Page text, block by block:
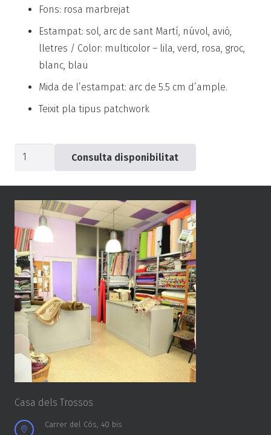
Fons: rosa marbrejat
Estampat: sol, arc de sant Martí, núvol, avió,
lletres / Color: multicolor – lila, verd, rosa, groc,
blanc, blau
Mida de l’estampat: arc de 5.5 cm d’ample.
Teixit pla tipus patchwork
quantitat
Popelín
avions
plastilina
-0585
Consulta disponibilitat
Casa dels Trossos
Carrer del Cós, 40 bis